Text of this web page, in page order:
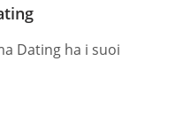
Dating ha i suoi